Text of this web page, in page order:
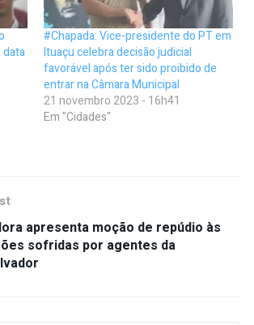
data
#Chapada: Vice-presidente do PT em
Ituaçu celebra decisão judicial
favorável após ter sido proibido de
entrar na Câmara Municipal
21 novembro 2023 - 16h41
Em "Cidades"
apresenta moção de repúdio às
sofridas por agentes da